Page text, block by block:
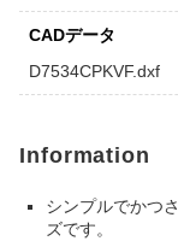
CADデータ
D7534CPKVF.dxf
Information
シンプルでかつ
ズです。